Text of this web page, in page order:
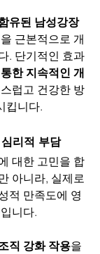
유된 남성강장
근본적으로 개
. 단기적인 효과
한 지속적인 개
럽고 건강한 방
킵니다.
리적 부담
대한 고민을 합
아니라, 실제로
적 만족도에 영
니다.
직 강화 작용을